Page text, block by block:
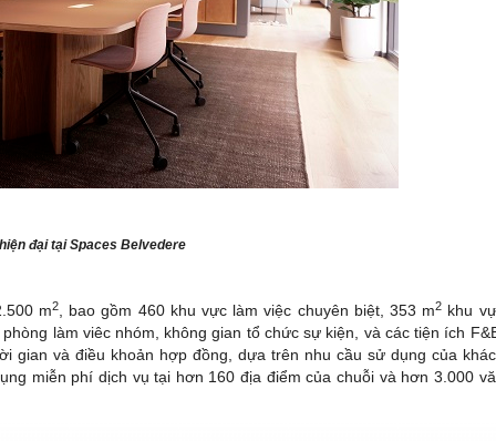
đại tại Spaces Belvedere
m2, bao gồm 460 khu vực làm việc chuyên biệt, 353 m2 khu
làm viêc nhóm, không gian tổ chức sự kiện, và các tiện ích
gian và điều khoản hợp đồng, dựa trên nhu cầu sử dụng của
miễn phí dịch vụ tại hơn 160 địa điểm của chuỗi và hơn 3.000